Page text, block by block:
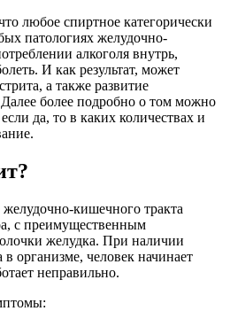
любое спиртное категорически
патологиях желудочно-
алкоголя внутрь,
И как результат, может
а также развитие
более подробно о том можно
да, то в каких количествах и
желудочно-кишечного тракта
с преимущественным
желудка. При наличии
в организме, человек начинает
неправильно.